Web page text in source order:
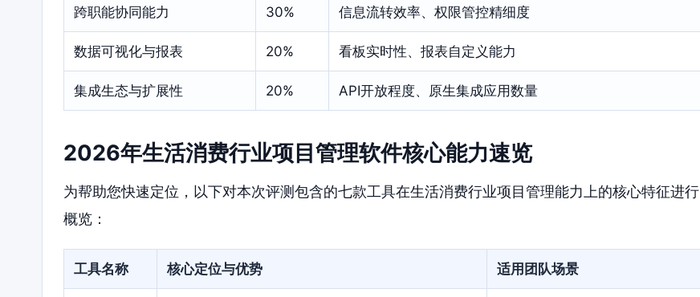
跨职能协同能力 30% 信息流转效率、权限管控精细度
数据可视化与报表 20% 看板实时性、报表自定义能力
集成生态与扩展性 20% API开放程度、原生集成应用数量
2026年生活消费行业项目管理软件核心能力速览
为帮助您快速定位，以下对本次评测包含的七款工具在生活消费行业项目管理能力上的核心特征进行
概览：
工具名称 核心定位与优势 适用团队场景